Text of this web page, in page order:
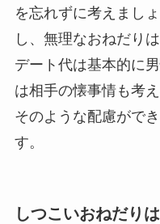
を忘れずに考えまし
し、無理なおねだり
デート代は基本的に
は相手の懐事情も考
そのような配慮がで
す。
しつこいおねだり